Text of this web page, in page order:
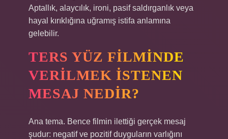
Aptallık, alaycılık, ironi, pasif saldırganlık veya
hayal kırıklığına uğramış istifa anlamına
gelebilir.
TERS YÜZ FILMINDE
VERILMEK ISTENEN
MESAJ NEDIR?
Ana tema. Bence filmin ilettiği gerçek mesaj
şudur: negatif ve pozitif duyguların varlığını